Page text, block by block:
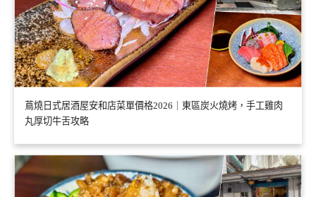
蔦燒日式居酒屋安和店菜單價格2026｜東區炭火燒烤，手工雞肉
丸厚切牛舌攻略